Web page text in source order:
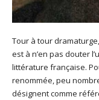
Tour à tour
est à n’en pas douter
littérature française.
renommée, peu
désignent comme